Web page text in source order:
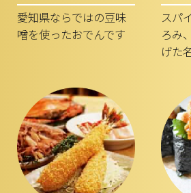
愛知県ならではの豆味
噌を使ったおでんです
スパ
ろみ
げた